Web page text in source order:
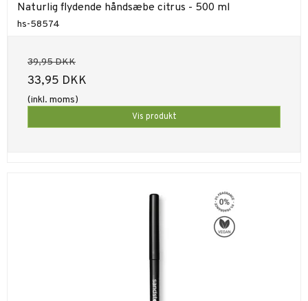
Naturlig flydende håndsæbe citrus - 500 ml
hs-58574
39,95 DKK
33,95 DKK
(inkl. moms)
Vis produkt